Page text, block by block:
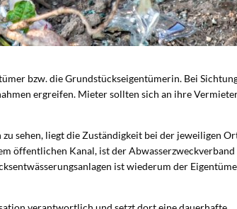
bzw. die Grundstückseigentümerin. Bei
ergreifen. Mieter sollten sich an ihre
sehen, liegt die Zuständigkeit bei der jeweiligen
öffentlichen Kanal, ist der Abwasserzweckverband
ist wiederum der